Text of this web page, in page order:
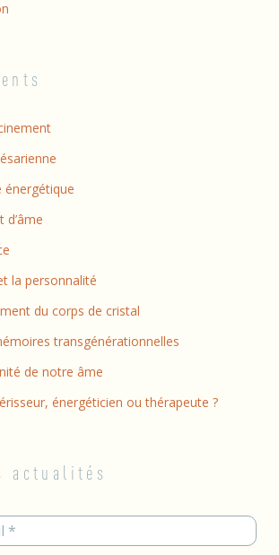
énergétique
d’âme
la personnalité
du corps de cristal
transgénérationnelles
de notre âme
énergéticien ou thérapeute ?
actualités